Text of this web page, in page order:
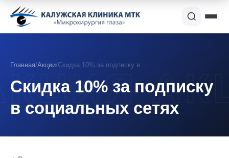
Главная/Акции/Скидка 10% за подписку в …
Скидка 10% за подписку
в социальных сетях